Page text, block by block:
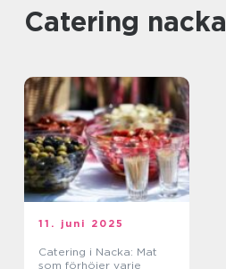
catering nacka
11. juni 2025
Catering i Nacka: Mat
som förhöjer varje